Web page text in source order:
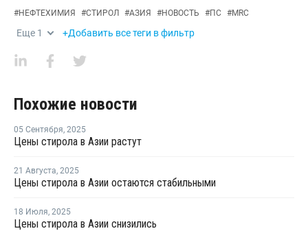
#НЕФТЕХИМИЯ #СТИРОЛ #АЗИЯ #НОВОСТЬ #ПС #MRC
Еще 1 +Добавить все теги в фильтр
Похожие новости
05 Сентября, 2025
Цены стирола в Азии растут
21 Августа, 2025
Цены стирола в Азии остаются стабильными
18 Июля, 2025
Цены стирола в Азии снизились